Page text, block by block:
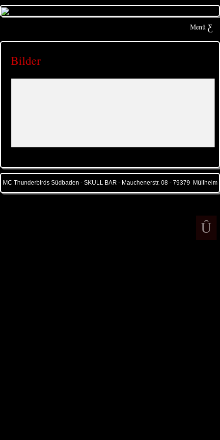
Menü
Bilder
MC Thunderbirds Südbaden - SKULL BAR - Mauchenerstr. 08 - 79379 Müllheim